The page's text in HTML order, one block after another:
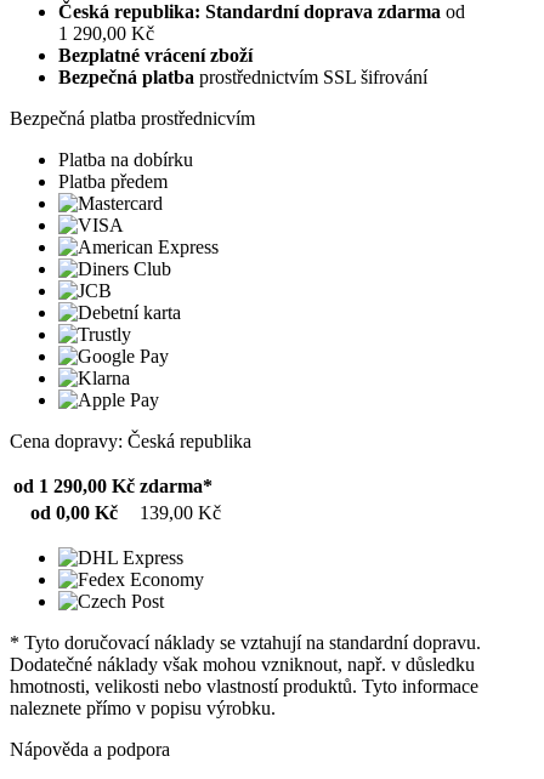
Česká republika: Standardní doprava zdarma od
1 290,00 Kč
Bezplatné vrácení zboží
Bezpečná platba prostřednictvím SSL šifrování
Bezpečná platba prostřednicvím
Platba na dobírku
Platba předem
Cena dopravy: Česká republika
od 1 290,00 Kč zdarma*
od 0,00 Kč
139,00 Kč
* Tyto doručovací náklady se vztahují na standardní dopravu.
Dodatečné náklady však mohou vzniknout, např. v důsledku
hmotnosti, velikosti nebo vlastností produktů. Tyto informace
naleznete přímo v popisu výrobku.
Nápověda a podpora